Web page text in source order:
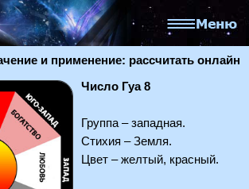
и применение: рассчитать онлайн
Число Гуа 8
Группа – западная.
Стихия – Земля.
Цвет – желтый, красный.